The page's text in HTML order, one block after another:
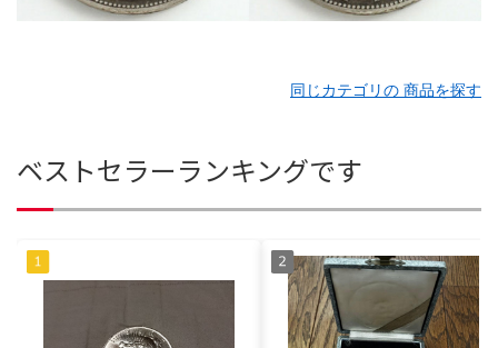
同じカテゴリの 商品を探す
ベストセラーランキングです